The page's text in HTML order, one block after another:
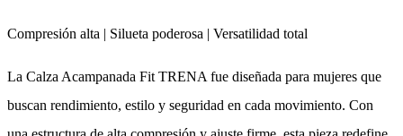
Compresión alta | Silueta poderosa | Versatilidad total
La Calza Acampanada Fit TRENA fue diseñada para mujeres que
buscan rendimiento, estilo y seguridad en cada movimiento. Con